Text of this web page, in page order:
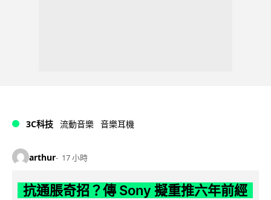
3C科技 流動音樂 音樂耳機
arthur 17 小時
抗通脹奇招？傳 Sony 擬重推六年前經